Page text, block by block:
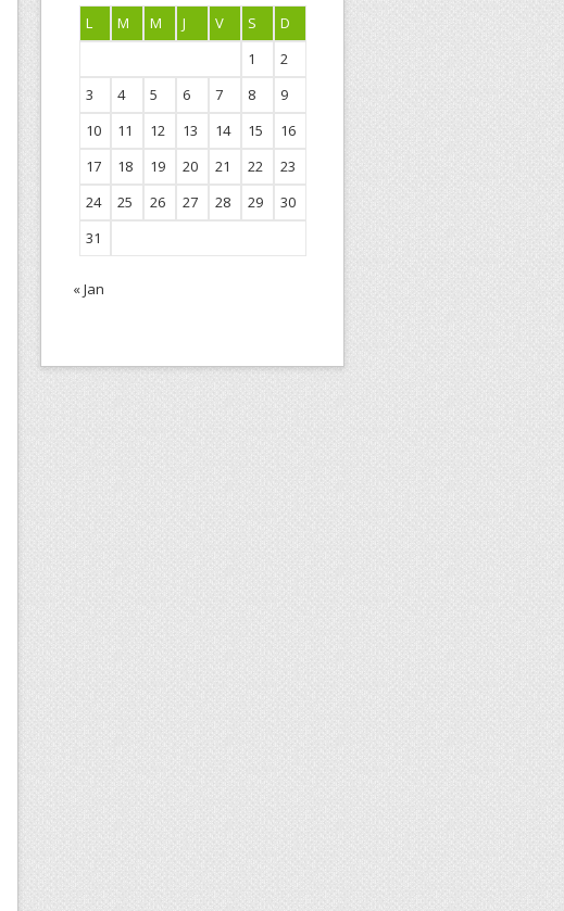
L
M M J V S
D
1
2
3
4 5 6 7 8
9
10
11 12 13 14 15
16
17
18 19 20 21 22
23
24
25 26 27 28 29
30
31
« Jan